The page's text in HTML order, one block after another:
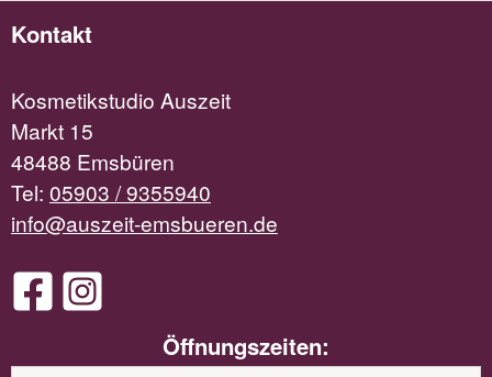
Kontakt
Kosmetikstudio Auszeit
Markt 15
48488 Emsbüren
Tel: 05903 / 9355940
info@auszeit-emsbueren.de
Öffnungszeiten: